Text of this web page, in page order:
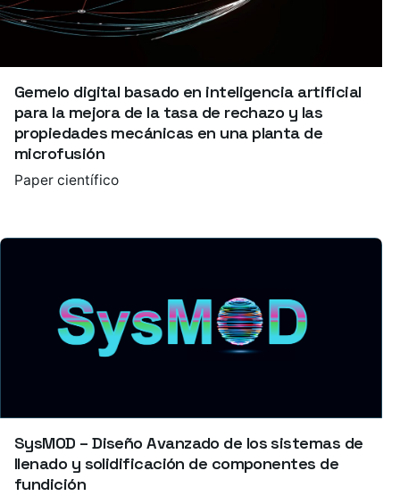
Gemelo digital basado en inteligencia artificial
para la mejora de la tasa de rechazo y las
propiedades mecánicas en una planta de
microfusión
Paper científico
SysMOD – Diseño Avanzado de los sistemas de
llenado y solidificación de componentes de
fundición